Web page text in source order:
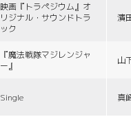
映画『トラペジウム』オ
リジナル・サウンドトラ
ック
濱
『魔法戦隊マジレンジャ
ー』
山
Single 真